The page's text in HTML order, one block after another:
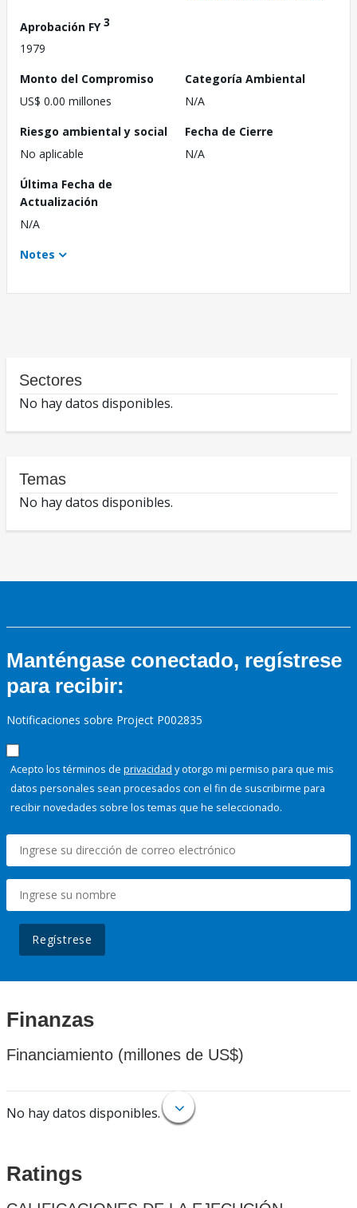
Aprobación FY3
1979
Monto del Compromiso
US$ 0.00 millones
Categoría Ambiental
N/A
Riesgo ambiental y social
No aplicable
Fecha de Cierre
N/A
Última Fecha de
Actualización
N/A
Notes
Sectores
No hay datos disponibles.
Temas
No hay datos disponibles.
Manténgase conectado, regístrese
para recibir:
Notificaciones sobre Project P002835
Acepto los términos de privacidad y otorgo mi permiso para que mis
datos personales sean procesados con el fin de suscribirme para
recibir novedades sobre los temas que he seleccionado.
Regístrese
Finanzas
Financiamiento (millones de US$)
No hay datos disponibles.
Ratings